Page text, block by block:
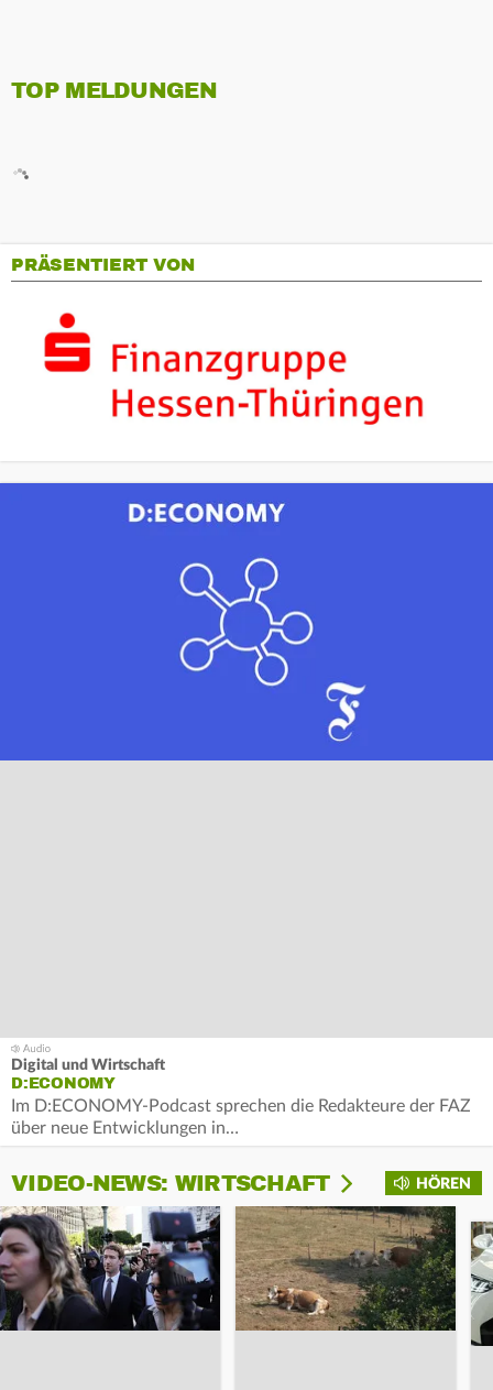
TOP MELDUNGEN
PRÄSENTIERT VON
Digital und Wirtschaft
D:ECONOMY
Im D:ECONOMY-Podcast sprechen die Redakteure der FAZ
über neue Entwicklungen in…
HÖREN
VIDEO-NEWS: WIRTSCHAFT